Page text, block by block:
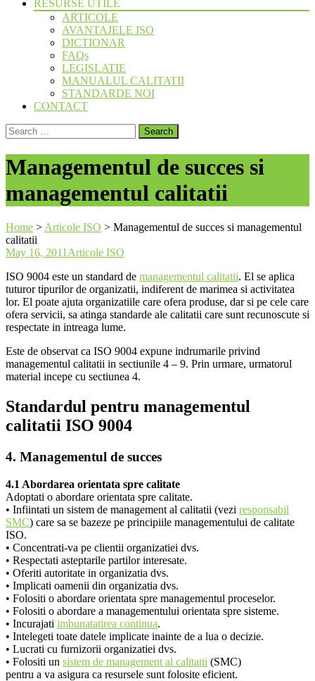
RESURSE UTILE
ARTICOLE
AVANTAJELE ISO
DICTIONAR
FAQs
LEGISLATIE
MANUALUL CALITATII
STANDARDE NOI
CONTACT
Search
for:
Managementul de succes si
managementul calitatii
Home > Articole ISO > Managementul de succes si managementul
calitatii
May 16, 2011 Articole ISO
ISO 9004 este un standard de managementul calitatii. El se aplica
tuturor tipurilor de organizatii, indiferent de marimea si activitatea
lor. El poate ajuta organizatiile care ofera produse, dar si pe cele care
ofera servicii, sa atinga standarde ale calitatii care sunt recunoscute si
respectate in intreaga lume.
Este de observat ca ISO 9004 expune indrumarile privind
managementul calitatii in sectiunile 4 – 9. Prin urmare, urmatorul
material incepe cu sectiunea 4.
Standardul pentru managementul
calitatii ISO 9004
4. Managementul de succes
4.1 Abordarea orientata spre calitate
Adoptati o abordare orientata spre calitate.
• Infiintati un sistem de management al calitatii (vezi responsabil
SMC) care sa se bazeze pe principiile managementului de calitate
ISO.
• Concentrati-va pe clientii organizatiei dvs.
• Respectati asteptarile partilor interesate.
• Oferiti autoritate in organizatia dvs.
• Implicati oamenii din organizatia dvs.
• Folositi o abordare orientata spre managementul proceselor.
• Folositi o abordare a managementului orientata spre sisteme.
• Incurajati imbunatatirea continua.
• Intelegeti toate datele implicate inainte de a lua o decizie.
• Lucrati cu furnizorii organizatiei dvs.
• Folositi un sistem de management al calitatii (SMC)
pentru a va asigura ca resursele sunt folosite eficient.